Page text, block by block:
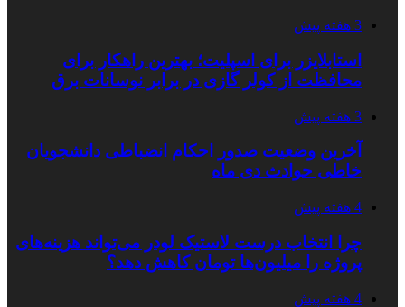
3 هفته پیش
استابلایزر برای اسپلیت؛ بهترین راهکار برای
محافظت از کولر گازی در برابر نوسانات برق
3 هفته پیش
آخرین وضعیت صدور احکام انضباطی دانشجویان
خاطی حوادث دی ماه
4 هفته پیش
چرا انتخاب درست لاستیک لودر می‌تواند هزینه‌های
پروژه را میلیون‌ها تومان کاهش دهد؟
4 هفته پیش